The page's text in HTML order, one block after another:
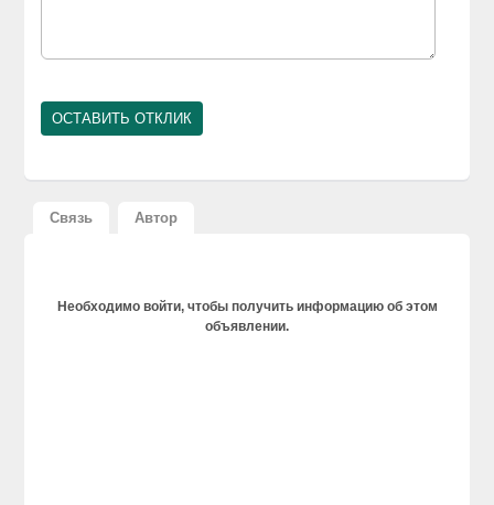
Связь Автор
Необходимо войти, чтобы получить информацию об этом
объявлении.